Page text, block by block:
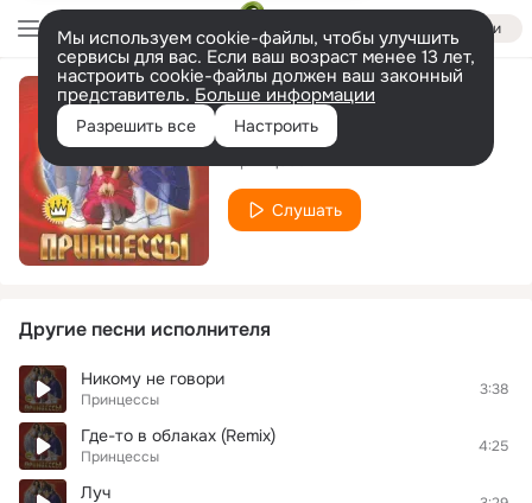
Войти
Мы используем cookie-файлы, чтобы улучшить
сервисы для вас. Если ваш возраст менее 13 лет,
настроить cookie-файлы должен ваш законный
представитель. Больше информации
Разрешить все Настроить
Цветными огнями
Слушать
Другие песни исполнителя
Никому не говори
Принцессы
3:38
Где-то в облаках (Remix)
Принцессы
4:25
Луч